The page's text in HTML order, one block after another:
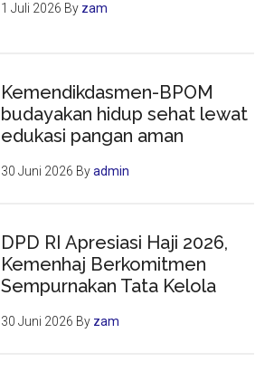
1 Juli 2026 By zam
Kemendikdasmen-BPOM
budayakan hidup sehat lewat
edukasi pangan aman
30 Juni 2026 Byadmin
DPD RI Apresiasi Haji 2026,
Kemenhaj Berkomitmen
Sempurnakan Tata Kelola
30 Juni 2026 By zam